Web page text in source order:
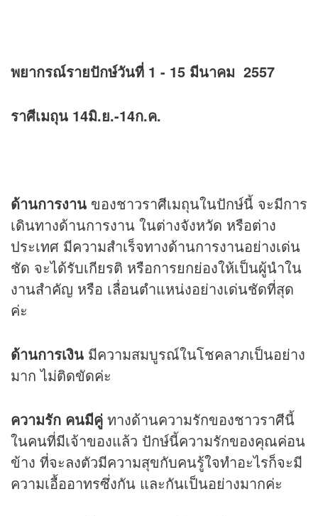
พยากรณ์รายปักษ์วันที่ 1 - 15 มีนาคม 2557
ราศีเมถุน 14มิ.ย.-14ก.ค.
ด้านการงาน ของชาวราศีเมถุนในปักษ์นี้ จะมีการ
เดินทางด้านการงาน ในต่างจังหวัด หรือต่าง
ประเทศ มีความสำเร็จทางด้านการงานอย่างเด่น
ชัด จะได้รับเกียรติ หรือการยกย่องให้เป็นผู้นำใน
งานสำคัญ หรือ เลื่อนตำแหน่งอย่างเด่นชัดที่สุด
ค่ะ
ด้านการเงิน มีความสมบูรณ์ในโชคลาภเป็นอย่าง
มาก ไม่ติดขัดค่ะ
ความรัก คนมีคู่ ทางด้านความรักของชาวราศีนี้
ในคนที่มีเจ้าของแล้ว ปักษ์นี้ความรักของคุณค่อน
ข้าง ที่จะลงตัวมีความสุขกับคนรู้ใจทำอะไรก็จะมี
ความเอื้ออาทรซึ่งกัน และกันเป็นอย่างมากค่ะ